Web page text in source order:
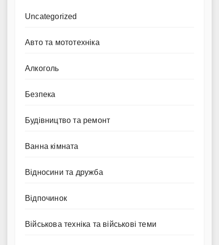
Uncategorized
Авто та мототехніка
Алкоголь
Безпека
Будівництво та ремонт
Ванна кімната
Відносини та дружба
Відпочинок
Військова техніка та військові теми